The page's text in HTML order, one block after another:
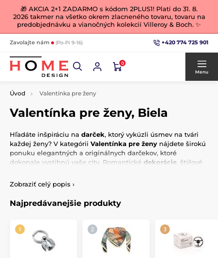
🎁 AKCIA 2+1 ZADARMO s kódom 2PLUS1! Platí do 31. 8.
2026 takmer na všetko okrem zlacneného tovaru, tovaru na
predobjednávku a vianočných kolekcií Villeroy & Boch. ✨
Zavolajte nám (Po-Pi 9-16) +420 774 725 901
0
Menu
Úvod Valentínka pre ženy
Valentínka pre ženy, Biela
Hľadáte inšpiráciu na darček, ktorý vykúzli úsmev na tvári
každej ženy? V kategórii Valentínka pre ženy nájdete širokú
ponuku elegantných a originálnych darčekov, ktoré
dokonale vystihnú vaše city. Romantické dekorácie , štýlové
dizajnom – všetko je starostlivo vybrané tak, aby oslovilo
ženy, ktoré majú zmysel pre detail a krásu. Prekvapte svoju
partnerku, mamičku alebo kamarátku niečím výnimočným a
urobte z tohtoročného Valentínanezabudnuteľný zážitok
Zobraziť celý popis ›
Najpredávanejšie produkty